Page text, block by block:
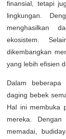
finansial, tetapi
lingkungan.
menghasilkan
ekosistem.
dikembangkan
yang lebih efisien
Dalam
daging bebek
Hal ini membuka
mereka.
memadai,